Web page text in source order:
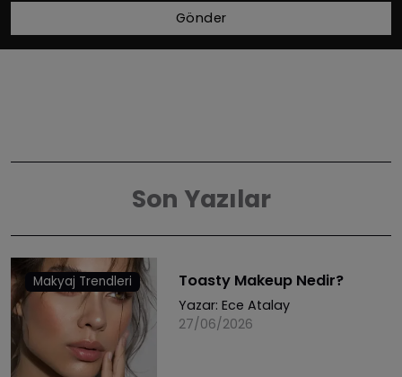
Gönder
Son Yazılar
Makyaj Trendleri Toasty Makeup Nedir?
Yazar: Ece Atalay
27/06/2026